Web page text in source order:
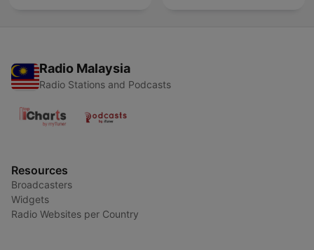
Radio Malaysia
Radio Stations and Podcasts
Resources
Broadcasters
Widgets
Radio Websites per Country